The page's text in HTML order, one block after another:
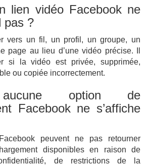
lien vidéo Facebook ne
pas ?
vers un fil, un profil, un groupe, un
page au lieu d’une vidéo précise. Il
si la vidéo est privée, supprimée,
ou copiée incorrectement.
aucune option de
Facebook ne s’affiche
peuvent ne pas retourner
disponibles en raison de
de restrictions de la